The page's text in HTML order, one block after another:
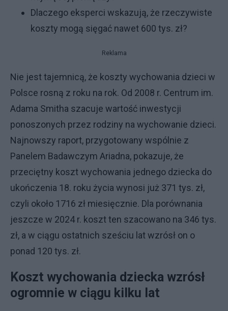
Dlaczego eksperci wskazują, że rzeczywiste
koszty mogą sięgać nawet 600 tys. zł?
Reklama
Nie jest tajemnicą, że koszty wychowania dzieci w
Polsce rosną z roku na rok. Od 2008 r. Centrum im.
Adama Smitha szacuje wartość inwestycji
ponoszonych przez rodziny na wychowanie dzieci.
Najnowszy raport, przygotowany wspólnie z
Panelem Badawczym Ariadna, pokazuje, że
przeciętny koszt wychowania jednego dziecka do
ukończenia 18. roku życia wynosi już 371 tys. zł,
czyli około 1716 zł miesięcznie. Dla porównania
jeszcze w 2024 r. koszt ten szacowano na 346 tys.
zł, a w ciągu ostatnich sześciu lat wzrósł on o
ponad 120 tys. zł.
Koszt wychowania dziecka wzrósł
ogromnie w ciągu kilku lat